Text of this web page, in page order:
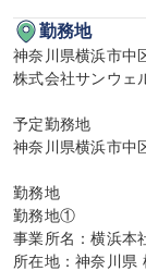
勤務地
神奈川県横浜市中
株式会社サンウェ
予定勤務地
神奈川県横浜市中
勤務地
勤務地①
事業所名：横浜本
所在地：神奈川県